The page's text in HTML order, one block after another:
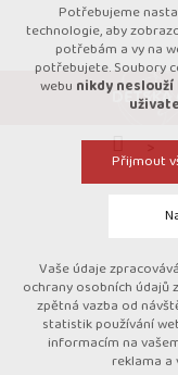
Domů
Potřebujeme
technologie, aby
potřebám a vy na
potřebujete. Soubory
webu nikdy
Přijmout
Technická cookies
nutná pro
udržení
případná
Vaše údaje
ochrany osobních údajů
zpětná vazba od
statistik používání
informacím na
reklama a